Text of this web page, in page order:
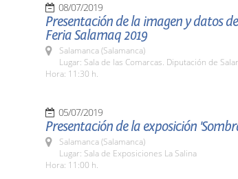
08/07/2019
Presentación de la imagen y datos
Feria Salamaq 2019
Salamanca (Salamanca)
Lugar: Sala de las Comarcas. Diputación de
Hora: 11:30 h.
05/07/2019
Presentación de la exposición
Salamanca (Salamanca)
Lugar: Sala de Exposiciones La Salina
Hora: 11:00 h.